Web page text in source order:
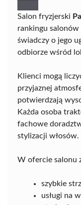
Salon fryzjerski
rankingu
świadczy o jego
odbiorze wśród
Klienci mogą
przyjaznej
potwierdzają
Każda osoba
fachowe
stylizacji włosów.
W ofercie salonu
szybkie
usługi na